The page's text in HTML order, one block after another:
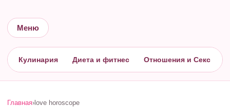
Меню
Кулинария Диета и фитнес Отношения и Секс
Главная› love horoscope